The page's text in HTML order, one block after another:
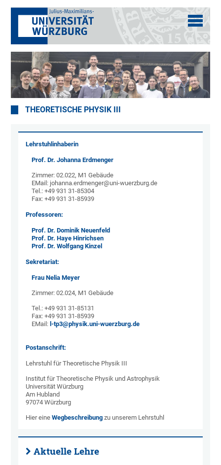
THEORETISCHE PHYSIK III
Lehrstuhlinhaberin
Prof. Dr. Johanna Erdmenger
Zimmer: 02.022, M1 Gebäude
EMail: johanna.erdmenger@uni-wuerzburg.de
Tel.: +49 931 31-85304
Fax: +49 931 31-85939
Professoren:
Prof. Dr. Dominik Neuenfeld
Prof. Dr. Haye Hinrichsen
Prof. Dr. Wolfgang Kinzel
Sekretariat:
Frau Nelia Meyer
Zimmer: 02.024, M1 Gebäude
Tel.: +49 931 31-85131
Fax: +49 931 31-85939
EMail: l-tp3@physik.uni-wuerzburg.de
Postanschrift:
Lehrstuhl für Theoretische Physik III
Institut für Theoretische Physik und Astrophysik
Universität Würzburg
Am Hubland
97074 Würzburg
Hier eineWegbeschreibung zu unserem Lehrstuhl
Aktuelle Lehre